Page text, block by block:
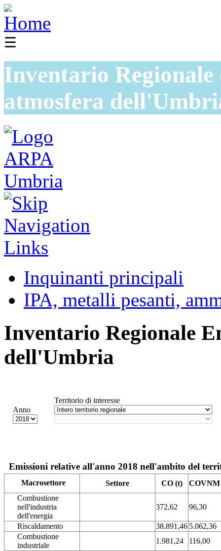
☰
Inventario
atmosfera
Inquinanti principali
IPA, metalli pesanti,
Inventario Regionale
dell'Umbria
Anno
Territorio di interesse
Emissioni relative all'anno 2018 nell'ambito del
Macrosettore Settore CO (t)
COVNM
Combustione
nell'industria
dell'energia
372,62 96,30
Riscaldamento 38.891,46 5.062,36
Combustione
industriale
1.981,24
116,00